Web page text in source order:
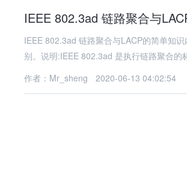
IEEE 802.3ad 链路聚合与
IEEE 802.3ad 链路聚合与LACP的简单知
别。说明:IEEE 802.3ad 是执行链路聚合的
作者：Mr_sheng
2020-06-13 04:02:54